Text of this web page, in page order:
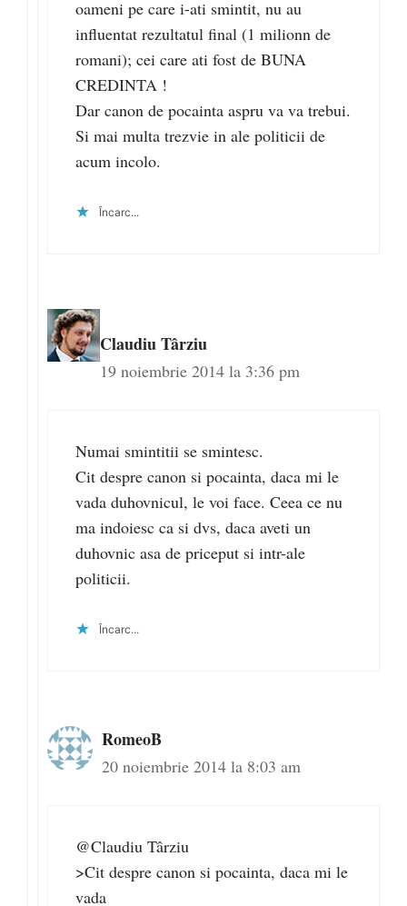
oameni pe care i-ati smintit, nu au
influentat rezultatul final (1 milionn de
romani); cei care ati fost de BUNA
CREDINTA !
Dar canon de pocainta aspru va va trebui.
Si mai multa trezvie in ale politicii de
acum incolo.
Încarc...
Claudiu Târziu
19 noiembrie 2014 la 3:36 pm
Numai smintitii se smintesc.
Cit despre canon si pocainta, daca mi le
vada duhovnicul, le voi face. Ceea ce nu
ma indoiesc ca si dvs, daca aveti un
duhovnic asa de priceput si intr-ale
politicii.
Încarc...
RomeoB
20 noiembrie 2014 la 8:03 am
@Claudiu Târziu
>Cit despre canon si pocainta, daca mi le
vada